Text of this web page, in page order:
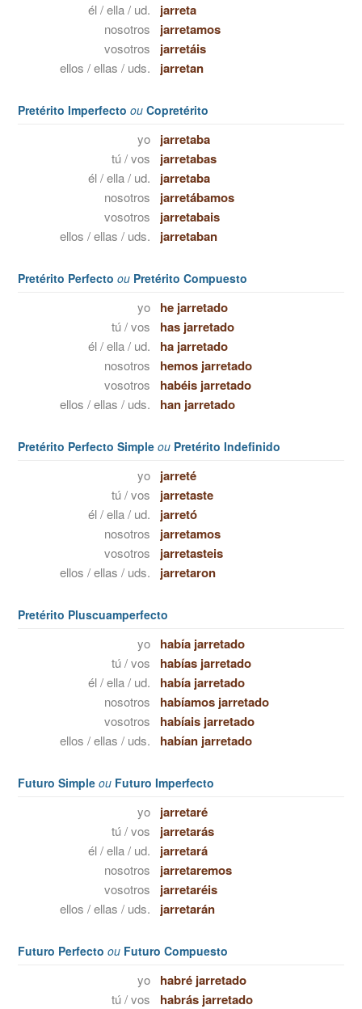
él / ella / ud. jarreta
nosotros jarretamos
vosotros jarretáis
ellos / ellas / uds. jarretan
Pretérito Imperfecto ou Copretérito
yo jarretaba
tú / vos jarretabas
él / ella / ud. jarretaba
nosotros jarretábamos
vosotros jarretabais
ellos / ellas / uds. jarretaban
Pretérito Perfecto ou Pretérito Compuesto
yo he jarretado
tú / vos has jarretado
él / ella / ud. ha jarretado
nosotros hemos jarretado
vosotros habéis jarretado
ellos / ellas / uds. han jarretado
Pretérito Perfecto Simple ou Pretérito Indefinido
yo jarreté
tú / vos jarretaste
él / ella / ud. jarretó
nosotros jarretamos
vosotros jarretasteis
ellos / ellas / uds. jarretaron
Pretérito Pluscuamperfecto
yo había jarretado
tú / vos habías jarretado
él / ella / ud. había jarretado
nosotros habíamos jarretado
vosotros habíais jarretado
ellos / ellas / uds. habían jarretado
Futuro Simple ou Futuro Imperfecto
yo jarretaré
tú / vos jarretarás
él / ella / ud. jarretará
nosotros jarretaremos
vosotros jarretaréis
ellos / ellas / uds. jarretarán
Futuro Perfecto ou Futuro Compuesto
yo habré jarretado
tú / vos habrás jarretado